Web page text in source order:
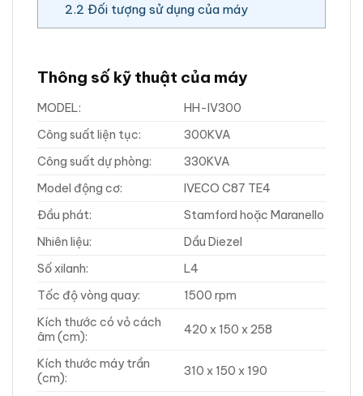
2.2 Đối tượng sử dụng của máy
Thông số kỹ thuật của máy
MODEL:
HH-IV300
Công suất liện tục:
300KVA
Công suất dự phòng:
330KVA
Model động cơ:
IVECO C87 TE4
Đầu phát:
Stamford hoặc Maranello
Nhiên liệu:
Dầu Diezel
Số xilanh:
L4
Tốc độ vòng quay:
1500 rpm
Kích thước có vỏ cách
âm (cm):
420 x 150 x 258
Kích thước máy trần
(cm):
310 x 150 x 190